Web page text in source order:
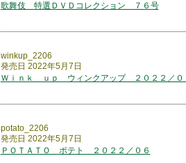
歌舞伎 特選ＤＶＤコレクション ７６号
winkup_2206
発売日 2022年5月7日
Ｗｉｎｋ ｕｐ ウィンクアップ ２０２２／０
potato_2206
発売日 2022年5月7日
ＰＯＴＡＴＯ ポテト ２０２２／０６